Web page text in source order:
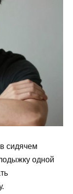
сидячем
одной